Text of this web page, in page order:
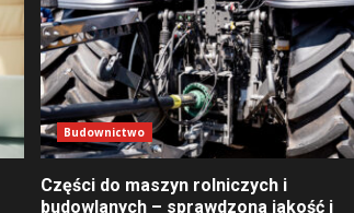
Budownictwo
Części do maszyn rolniczych i
budowlanych – sprawdzona jakość i